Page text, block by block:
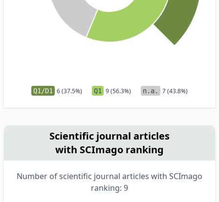
Q1/D1 6 (37.5%) Q1 9 (56.3%) n.a. 7 (43.8%)
Scientific journal articles
with SCImago ranking
Number of scientific journal articles with SCImago
ranking: 9